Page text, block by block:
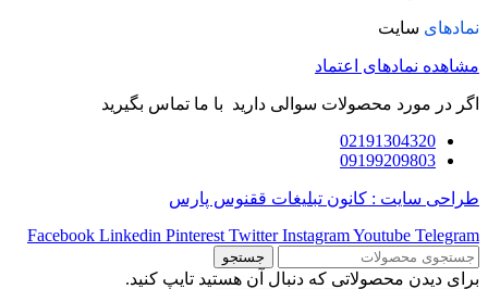
نمادهای سایت
مشاهده نمادهای اعتماد
اگر در مورد محصولات سوالی دارید با ما تماس بگیرید
02191304320
09199209803
طراحی سایت : کانون تبلیغات ققنوس پارس
Facebook Linkedin Pinterest Twitter InstagramYoutube Telegram
جستجو
برای دیدن محصولاتی که دنبال آن هستید تایپ کنید.